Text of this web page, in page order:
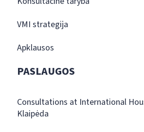
VMI strategija
Apklausos
PASLAUGOS
Consultations at International
Klaipėda